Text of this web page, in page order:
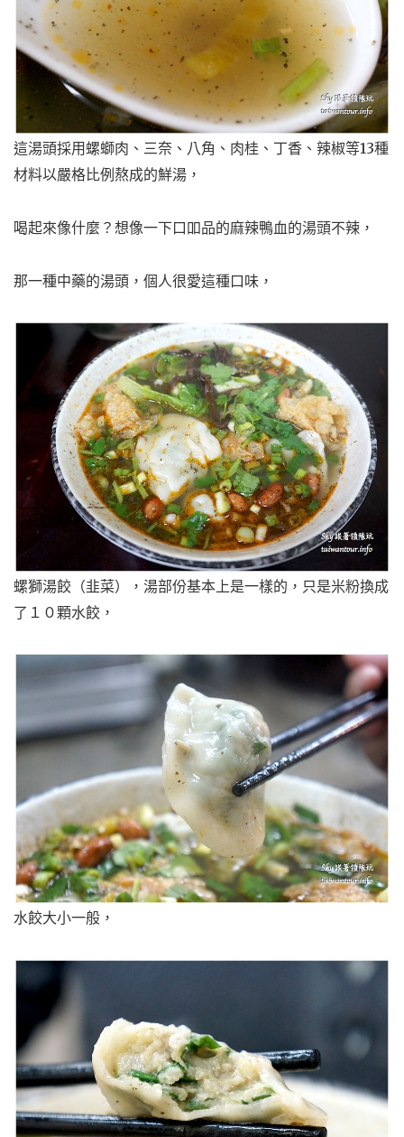
這湯頭採用螺螄肉、三奈、八角、肉桂、丁香、辣椒等13種
材料以嚴格比例熬成的鮮湯，
喝起來像什麼？想像一下口吅品的麻辣鴨血的湯頭不辣，
那一種中藥的湯頭，個人很愛這種口味，
螺獅湯餃（韭菜），湯部份基本上是一樣的，只是米粉換成
了１０顆水餃，
水餃大小一般，